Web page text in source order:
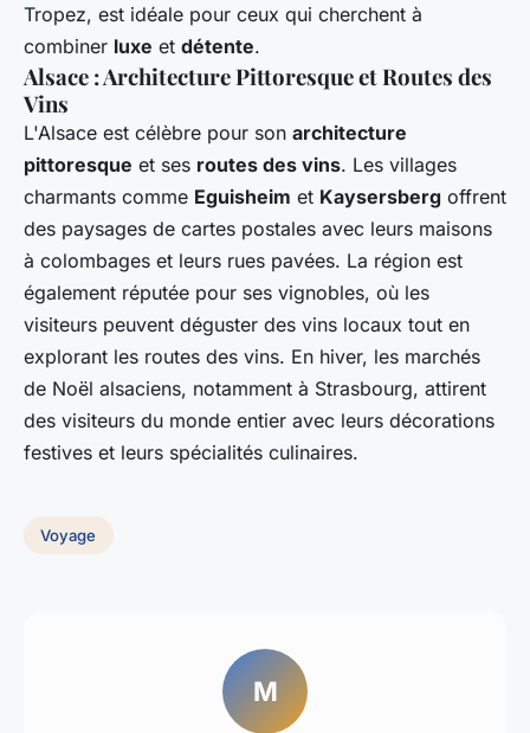
Tropez, est idéale pour ceux qui cherchent à
combiner luxe et détente.
Alsace : Architecture Pittoresque et Routes des
Vins
L'Alsace est célèbre pour son architecture
pittoresque et ses routes des vins. Les villages
charmants comme Eguisheim et Kaysersberg offrent
des paysages de cartes postales avec leurs maisons
à colombages et leurs rues pavées. La région est
également réputée pour ses vignobles, où les
visiteurs peuvent déguster des vins locaux tout en
explorant les routes des vins. En hiver, les marchés
de Noël alsaciens, notamment à Strasbourg, attirent
des visiteurs du monde entier avec leurs décorations
festives et leurs spécialités culinaires.
Voyage
M